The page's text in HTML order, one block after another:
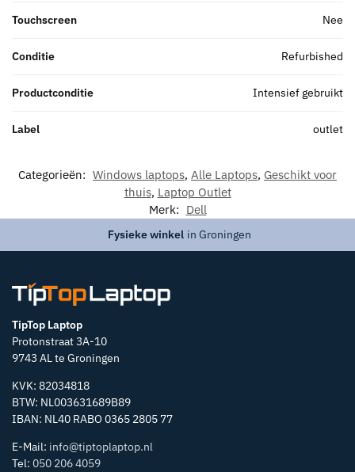
Touchscreen Nee
Conditie Refurbished
Productconditie Intensief gebruikt
Label outlet
Categorieën: Windows laptops, Alle Laptops, Geschikt voor
thuis, Laptop Outlet
Merk: Dell
Fysieke winkel in Groningen
TipTop Laptop
Protonstraat 3A-10
9743 AL te Groningen
KVK: 82034818
BTW: NL003631689B89
IBAN: NL40 RABO 0365 2805 77
E-Mail: info@tiptoplaptop.nl
Tel: 050 206 4059